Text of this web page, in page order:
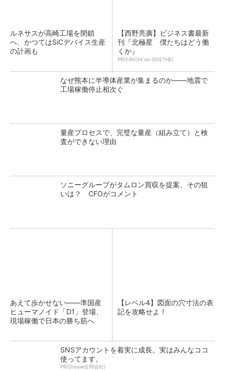
ルネサスが高崎工場を閉鎖
へ、かつてはSiCデバイス生産
の計画も
【西野亮廣】ビジネス書最新
刊『北極星 僕たちはどう働
くか』
PR(FINCHI on GOETHE)
なぜ熊本に半導体産業が集まるのか――地震で
工場稼働停止相次ぐ
量産プロセスで、完璧な量産（組み立て）と検
査ができない理由
ソニーグループがタムロン買収を提案、その狙
いは？ CFOがコメント
あえて歩かせない――準国産
ヒューマノイド「D1」登場、
現場稼働で日本の勝ち筋へ
【レベル4】図面の穴寸法の表
記を攻略せよ！
SNSアカウントを着実に成長。実はみんなココ
使ってます。
PR(Dreaw合同会社)